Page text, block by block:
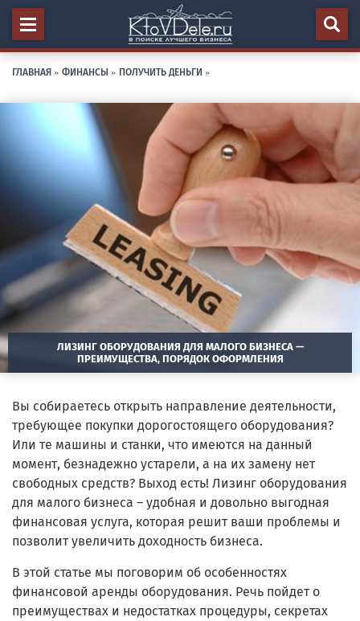
ГЛАВНАЯ » ФИНАНСЫ » ПОЛУЧИТЬ ДЕНЬГИ »
ЛИЗИНГ ОБОРУДОВАНИЯ ДЛЯ МАЛОГО БИЗНЕСА —
ПРЕИМУЩЕСТВА, ПОРЯДОК ОФОРМЛЕНИЯ
Вы собираетесь открыть направление деятельности,
требующее покупки дорогостоящего оборудования?
Или те машины и станки, что имеются на данный
момент, безнадежно устарели, а на их замену нет
свободных средств? Выход есть! Лизинг оборудования
для малого бизнеса – удобная и довольно выгодная
финансовая услуга, которая решит ваши проблемы и
позволит увеличить доходность бизнеса.
В этой статье мы поговорим об особенностях
финансовой аренды оборудования. Речь пойдет о
преимуществах и недостатках процедуры, секретах